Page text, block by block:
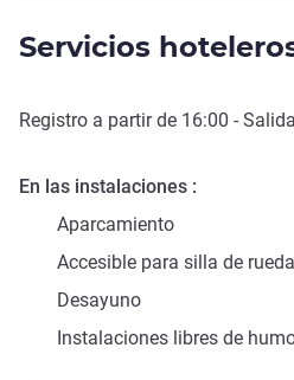
Servicios
Registro a partir de 16:00 -
En las instalaciones
Aparcamiento
Accesible para silla de
Desayuno
Instalaciones libres de